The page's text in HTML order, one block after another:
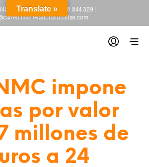
665 845 222-(+34) 918 844 329|
impone
por valor
millones de
a 24
Translate »